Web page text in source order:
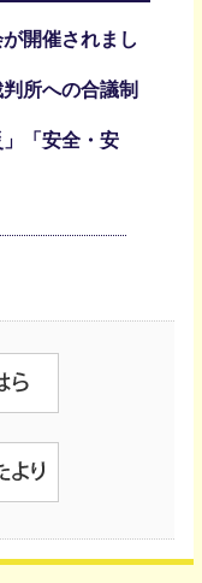
開催されまし
所への合議制
「安全・安